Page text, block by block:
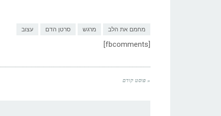
מחמם את הלב מרגש סרטן הדם עצוב
« פוסט קודם